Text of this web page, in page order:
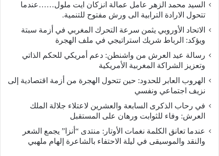
السيد محمد الزهر عامل عمالة انزكان ايت ملول……عندما
تتحول الارادة الترابية الى ورش مفتوح للتنمية.
الاتحاد الأوروبي يثمن سرعة التحرك المغربي في أزمة سبتة
ويؤكد: الرباط شريك استراتيجي في ملف الهجرة
رسالة عيد العرش من واشنطن: دعم أمريكي للحكم الذاتي
وتعزيز الشراكة المغربية الأمريكية
​الهروب العابر للحدود: حين تتحول الهجرة من أزمة اقتصادية إلى
نزيف اجتماعي ونفسي
في رحاب الذكرى السابعة والعشرين لاعتلاء جلالة الملك
العرش: وفاء للثوابت ورهان على المستقبل
​عندما تعانق الكلمة نغمات الأوتار: منتدى “أنزا” يجمع الشعر
والنقد والموسيقى في ليلة الاحتفاء بالشاعرة إلهام ملهبي